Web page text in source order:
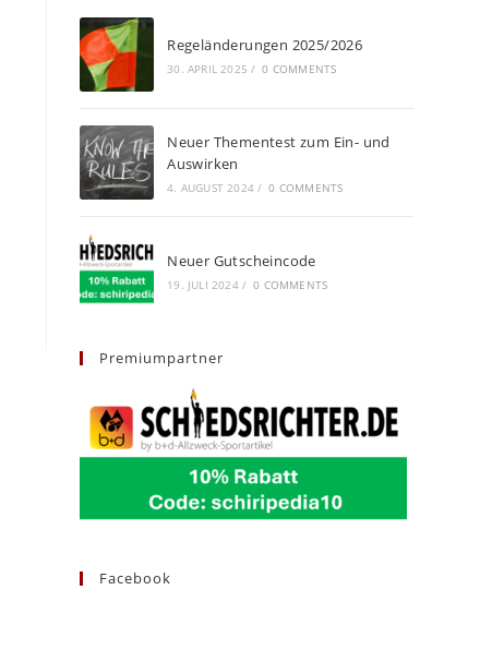
Regeländerungen 2025/2026
30. APRIL 2025 / 0 COMMENTS
Neuer Thementest zum Ein- und
Auswirken
4. AUGUST 2024 / 0 COMMENTS
Neuer Gutscheincode
19. JULI 2024 / 0 COMMENTS
Premiumpartner
Facebook